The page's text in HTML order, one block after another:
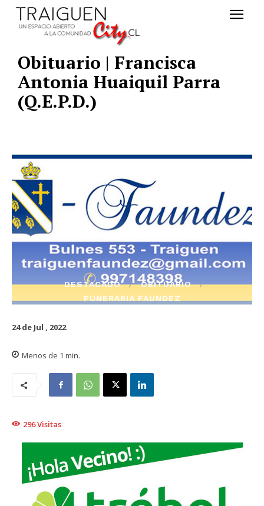
Obituario | Francisca
Antonia Huaiquil Parra
(Q.E.P.D.)
DESTACADO
OBITUARIO
FUNERARIA FAUNDEZ
24 de Jul , 2022
Menos de 1 min.
296Visitas